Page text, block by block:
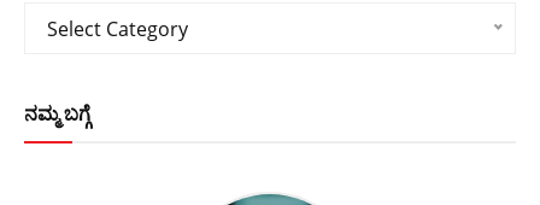
Categories
Select Category
ನಮ್ಮ ಬಗ್ಗೆ